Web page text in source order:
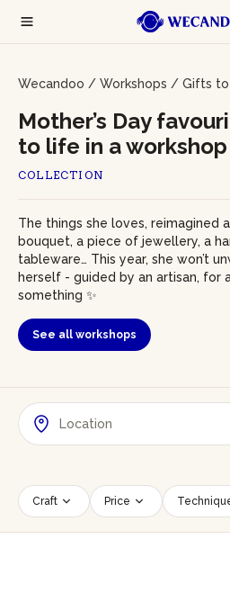
Wecandoo / Workshops / Gifts to
COLLECTION
Mother’s Day
to life in a workshop
The things she loves, reimagined
bouquet, a piece of jewellery, a
tableware… This year, she won’t
herself - guided by an artisan, for
something ✨
See all workshops
Craft Price
Time slot Number of persons